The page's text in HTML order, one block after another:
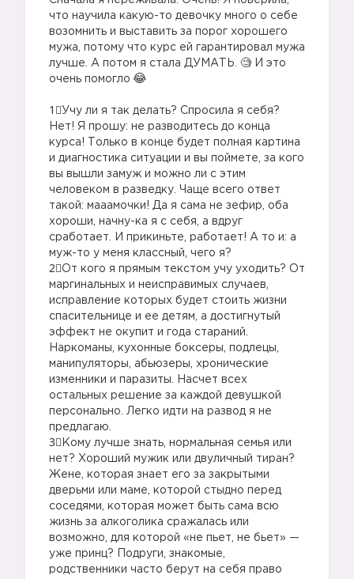
что научила какую-то девочку много о себе
возомнить и выставить за порог хорошего
мужа, потому что курс ей гарантировал мужа
лучше. А потом я стала ДУМАТЬ. 🧐 И это
очень помогло
1⃣Учу ли я так делать? Спросила я себя?
Нет! Я прошу: не разводитесь до конца
курса! Только в конце будет полная картина
и диагностика ситуации и вы поймете, за кого
вы вышли замуж и можно ли с этим
человеком в разведку. Чаще всего ответ
такой: мааамочки! Да я сама не зефир, оба
хороши, начну-ка я с себя, а вдруг
сработает. И прикиньте, работает! А то и: а
муж-то у меня классный, чего я?
2⃣От кого я прямым текстом учу уходить? От
маргинальных и неисправимых случаев,
исправление которых будет стоить жизни
спасительнице и ее детям, а достигнутый
эффект не окупит и года стараний.
Наркоманы, кухонные боксеры, подлецы,
манипуляторы, абьюзеры, хронические
изменники и паразиты. Насчет всех
остальных решение за каждой девушкой
персонально. Легко идти на развод я не
предлагаю.
3⃣Кому лучше знать, нормальная семья или
нет? Хороший мужик или двуличный тиран?
Жене, которая знает его за закрытыми
дверьми или маме, которой стыдно перед
соседями, которая может быть сама всю
жизнь за алкоголика сражалась или
возможно, для которой «не пьет, не бьет» —
уже принц? Подруги, знакомые,
родственники часто берут на себя право